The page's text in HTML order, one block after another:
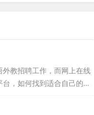
教招聘工作，而网上在线
，如何找到适合自己的学
学习的海洋，找到理想的
听力、阅读还是写作能